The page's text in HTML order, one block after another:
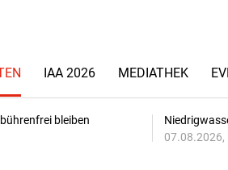
IAA 2026 MEDIATHEK
bleiben
07.08.2026,